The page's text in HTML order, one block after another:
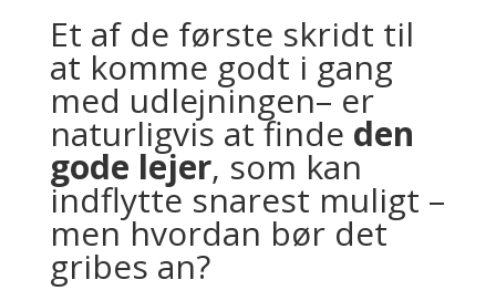
Et af de første skridt til
at komme godt i gang
med udlejningen– er
naturligvis at finde den
gode lejer, som kan
indflytte snarest muligt –
men hvordan bør det
gribes an?